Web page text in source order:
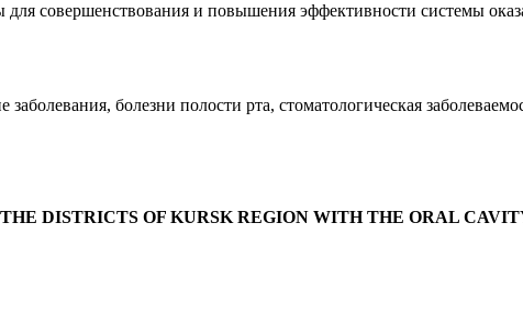
совершенствования и повышения эффективности системы
заболевания, болезни полости рта, стоматологическая
DISTRICTS OF KURSK REGION WITH THE ORAL